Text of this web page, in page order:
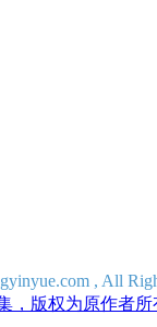
, All
，版权为原作者